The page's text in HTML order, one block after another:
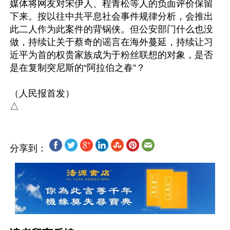
媒体将网友对宋伊人、程青松等人的负面评价保留
下来。按以往中共平息社会事件规律分析，会推出
此二人作为此案件的背锅侠。但公安部门什么也没
做，持续让关于蔡奇的谣言在海外蔓延，持续让习
近平为首的权贵家族成为于粉丝联想的对象，是否
是在复制突尼斯的“阿拉伯之春”？
（人民报首发）
分享到：